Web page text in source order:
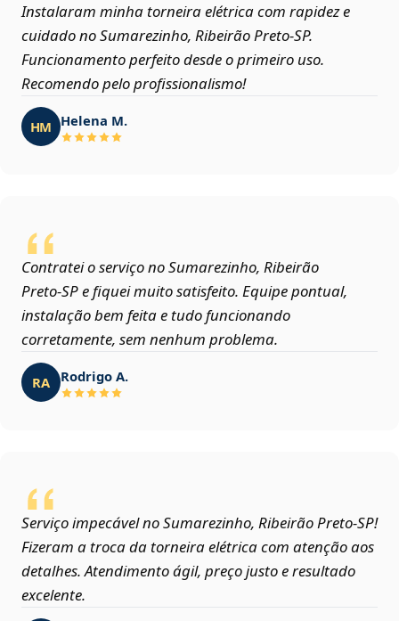
Instalaram minha torneira elétrica com rapidez e
cuidado no Sumarezinho, Ribeirão Preto‑SP.
Funcionamento perfeito desde o primeiro uso.
Recomendo pelo profissionalismo!
HM Helena M.
Contratei o serviço no Sumarezinho, Ribeirão
Preto‑SP e fiquei muito satisfeito. Equipe pontual,
instalação bem feita e tudo funcionando
corretamente, sem nenhum problema.
RA Rodrigo A.
Serviço impecável no Sumarezinho, Ribeirão Preto‑SP!
Fizeram a troca da torneira elétrica com atenção aos
detalhes. Atendimento ágil, preço justo e resultado
excelente.